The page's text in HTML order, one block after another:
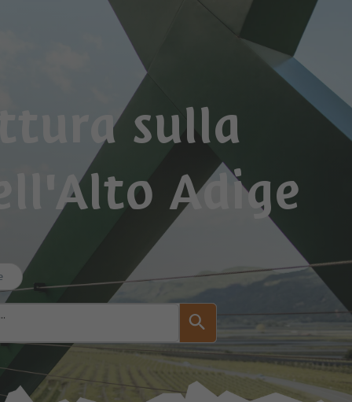
sulla
Adige